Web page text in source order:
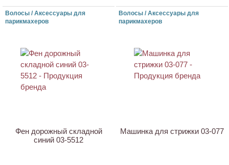
Волосы / Аксессуары для
парикмахеров
Фен дорожный складной
синий 03-5512
Волосы / Аксессуары для
парикмахеров
Машинка для стрижки 03-077